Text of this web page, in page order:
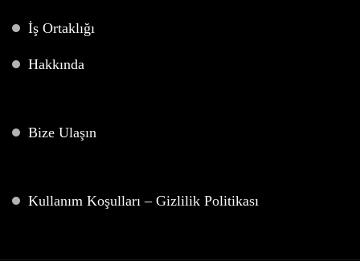
İş Ortaklığı
Hakkında
Bize Ulaşın
Kullanım Koşulları – Gizlilik Politikası